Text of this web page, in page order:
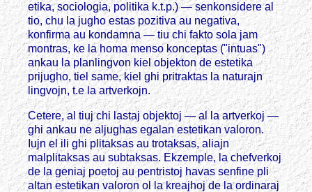
etika, sociologia, politika k.t.p.) — senkonsidere al
tio, chu la jugho estas pozitiva au negativa,
konfirma au kondamna — tiu chi fakto sola jam
montras, ke la homa menso konceptas ("intuas")
ankau la planlingvon kiel objekton de estetika
prijugho, tiel same, kiel ghi pritraktas la naturajn
lingvojn, t.e la artverkojn.
Cetere, al tiuj chi lastaj objektoj — al la artverkoj —
ghi ankau ne aljughas egalan estetikan valoron.
Iujn el ili ghi plitaksas au trotaksas, aliajn
malplitaksas au subtaksas. Ekzemple, la chefverkoj
de la geniaj poetoj au pentristoj havas senfine pli
altan estetikan valoron ol la kreajhoj de la ordinaraj